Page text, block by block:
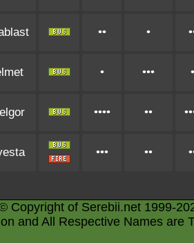
•• •
• •••
•••• ••
••• ••
Copyright of Serebii.net 1999-
and All Respective Names are